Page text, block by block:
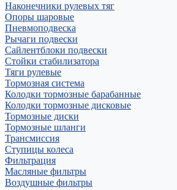
Наконечники рулевых тяг
Опоры шаровые
Пневмоподвеска
Рычаги подвески
Сайлентблоки подвески
Стойки стабилизатора
Тяги рулевые
Тормозная система
Колодки тормозные барабанные
Колодки тормозные дисковые
Тормозные диски
Тормозные шланги
Трансмиссия
Ступицы колеса
Фильтрация
Масляные фильтры
Воздушные фильтры